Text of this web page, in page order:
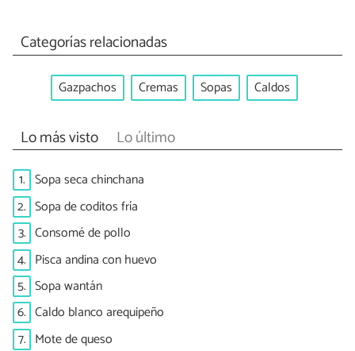
Categorías relacionadas
Gazpachos Cremas Sopas Caldos
Lo más visto Lo último
1. Sopa seca chinchana
2. Sopa de coditos fría
3. Consomé de pollo
4. Pisca andina con huevo
5. Sopa wantán
6. Caldo blanco arequipeño
7. Mote de queso